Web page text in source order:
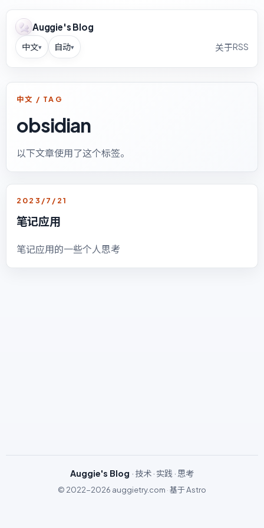
Auggie's Blog
中文▾ 自动▾ 关于RSS
中文 / TAG
obsidian
以下文章使用了这个标签。
2023/7/21
笔记应用
笔记应用的一些个人思考
Auggie's Blog · 技术 · 实践 · 思考
© 2022-2026 auggietry.com ·基于Astro